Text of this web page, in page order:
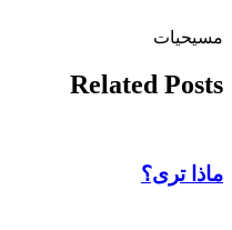
مسيحيات
Related Posts
ماذا ترى؟